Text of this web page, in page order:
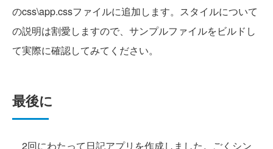
のcss\app.cssファイルに追加します。スタイルについて
の説明は割愛しますので、サンプルファイルをビルドし
て実際に確認してみてください。
最後に
2回にわたって日記アプリを作成しました。ごくシン